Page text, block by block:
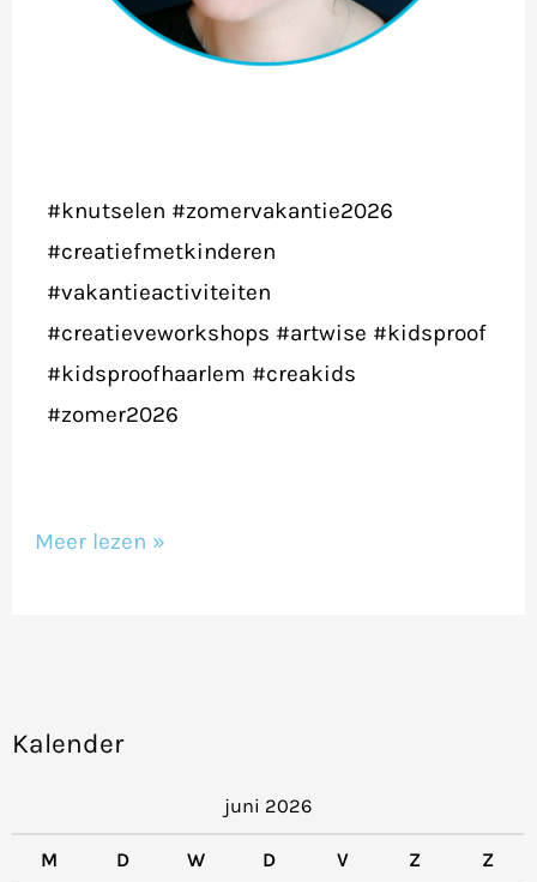
Kalender
juni 2026
M D W D V Z Z
#knutselen #zomervakantie2026
#creatiefmetkinderen
#vakantieactiviteiten
#creatieveworkshops #artwise #kidsproof
#kidsproofhaarlem #creakids
#zomer2026
Meer lezen »